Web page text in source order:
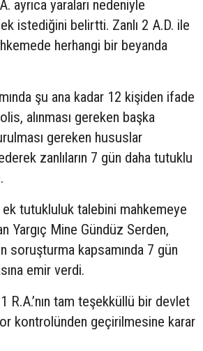
ayrıca yaraları nedeniyle
istediğini belirtti. Zanlı 2 A.D. ile
herhangi bir beyanda
şu ana kadar 12 kişiden ifade
alınması gereken başka
gereken hususlar
zanlıların 7 gün daha tutuklu
ek tutukluluk talebini mahkemeye
Yargıç Mine Gündüz Serden,
soruşturma kapsamında 7 gün
emir verdi.
1 R.A.’nın tam teşekküllü bir devlet
kontrolünden geçirilmesine karar